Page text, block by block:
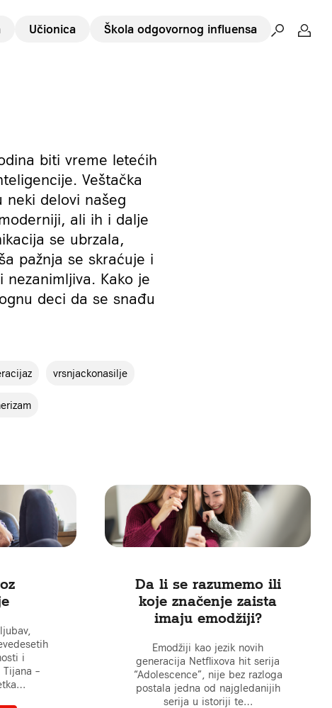
Učionica Škola odgovornog influensa
biti vreme letećih
Veštačka
neki delovi našeg
ali ih i dalje
se ubrzala,
pažnja se skraćuje i
Kako je
deci da se snađu
vrsnjackonasilje
i
Tijana –
Da li se razumemo ili
koje značenje zaista
imaju emodžiji?
Emodžiji kao jezik novih
generacija Netflixova hit serija
“Adolescence”, nije bez razloga
postala jedna od najgledanijih
serija u istoriji te…